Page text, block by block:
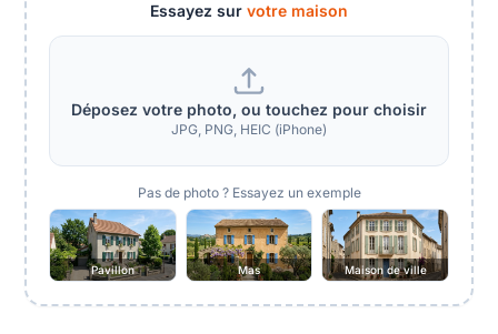
Essayez sur votre maison
Déposez votre photo, ou touchez pour choisir
JPG, PNG, HEIC (iPhone)
Pas de photo ? Essayez un exemple
Pavillon Mas Maison de ville